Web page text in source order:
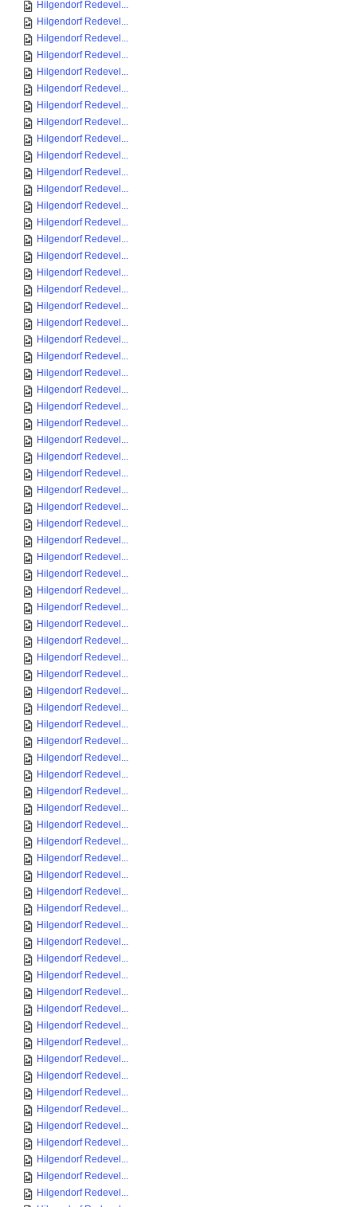
Hilgendorf Redevel...
Hilgendorf Redevel...
Hilgendorf Redevel...
Hilgendorf Redevel...
Hilgendorf Redevel...
Hilgendorf Redevel...
Hilgendorf Redevel...
Hilgendorf Redevel...
Hilgendorf Redevel...
Hilgendorf Redevel...
Hilgendorf Redevel...
Hilgendorf Redevel...
Hilgendorf Redevel...
Hilgendorf Redevel...
Hilgendorf Redevel...
Hilgendorf Redevel...
Hilgendorf Redevel...
Hilgendorf Redevel...
Hilgendorf Redevel...
Hilgendorf Redevel...
Hilgendorf Redevel...
Hilgendorf Redevel...
Hilgendorf Redevel...
Hilgendorf Redevel...
Hilgendorf Redevel...
Hilgendorf Redevel...
Hilgendorf Redevel...
Hilgendorf Redevel...
Hilgendorf Redevel...
Hilgendorf Redevel...
Hilgendorf Redevel...
Hilgendorf Redevel...
Hilgendorf Redevel...
Hilgendorf Redevel...
Hilgendorf Redevel...
Hilgendorf Redevel...
Hilgendorf Redevel...
Hilgendorf Redevel...
Hilgendorf Redevel...
Hilgendorf Redevel...
Hilgendorf Redevel...
Hilgendorf Redevel...
Hilgendorf Redevel...
Hilgendorf Redevel...
Hilgendorf Redevel...
Hilgendorf Redevel...
Hilgendorf Redevel...
Hilgendorf Redevel...
Hilgendorf Redevel...
Hilgendorf Redevel...
Hilgendorf Redevel...
Hilgendorf Redevel...
Hilgendorf Redevel...
Hilgendorf Redevel...
Hilgendorf Redevel...
Hilgendorf Redevel...
Hilgendorf Redevel...
Hilgendorf Redevel...
Hilgendorf Redevel...
Hilgendorf Redevel...
Hilgendorf Redevel...
Hilgendorf Redevel...
Hilgendorf Redevel...
Hilgendorf Redevel...
Hilgendorf Redevel...
Hilgendorf Redevel...
Hilgendorf Redevel...
Hilgendorf Redevel...
Hilgendorf Redevel...
Hilgendorf Redevel...
Hilgendorf Redevel...
Hilgendorf Redevel...